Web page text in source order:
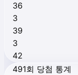
36
3
39
3
42
491회 당첨 통계